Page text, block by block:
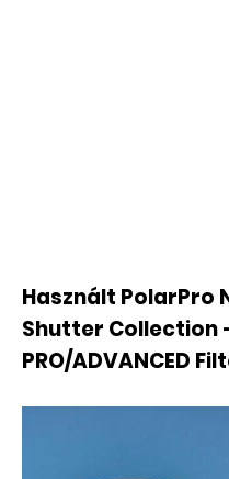
Használt PolarPro
Shutter Collection
PRO/ADVANCED